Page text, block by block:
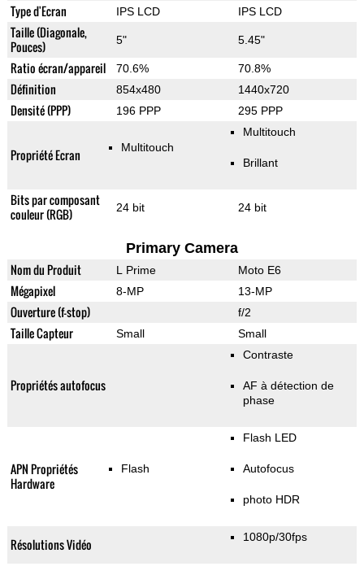
Type d'Ecran IPS LCD IPS LCD
Taille (Diagonale,
Pouces)
5" 5.45"
Ratio écran/appareil 70.6% 70.8%
Définition 854x480 1440x720
Densité (PPP) 196 PPP 295 PPP
Propriété Ecran Multitouch
Multitouch
Brillant
Bits par composant
couleur (RGB)
24 bit 24 bit
Primary Camera
Nom du Produit L Prime Moto E6
Mégapixel 8-MP 13-MP
Ouverture (f-stop) f/2
Taille Capteur Small Small
Propriétés autofocus
Contraste
AF à détection de
phase
APN Propriétés
Hardware
Flash
Flash LED
Autofocus
photo HDR
Résolutions Vidéo 1080p/30fps